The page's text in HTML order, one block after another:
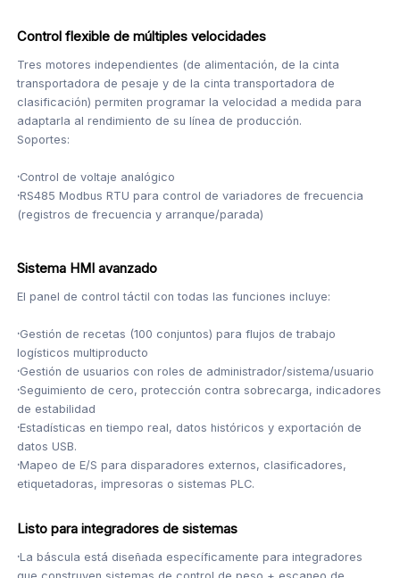
Control flexible de múltiples velocidades
Tres motores independientes (de alimentación, de la cinta
transportadora de pesaje y de la cinta transportadora de
clasificación) permiten programar la velocidad a medida para
adaptarla al rendimiento de su línea de producción.
Soportes:
·Control de voltaje analógico
·RS485 Modbus RTU para control de variadores de frecuencia
(registros de frecuencia y arranque/parada)
Sistema HMI avanzado
El panel de control táctil con todas las funciones incluye:
·Gestión de recetas (100 conjuntos) para flujos de trabajo
logísticos multiproducto
·Gestión de usuarios con roles de administrador/sistema/usuario
·Seguimiento de cero, protección contra sobrecarga, indicadores
de estabilidad
·Estadísticas en tiempo real, datos históricos y exportación de
datos USB.
·Mapeo de E/S para disparadores externos, clasificadores,
etiquetadoras, impresoras o sistemas PLC.
Listo para integradores de sistemas
·La báscula está diseñada específicamente para integradores